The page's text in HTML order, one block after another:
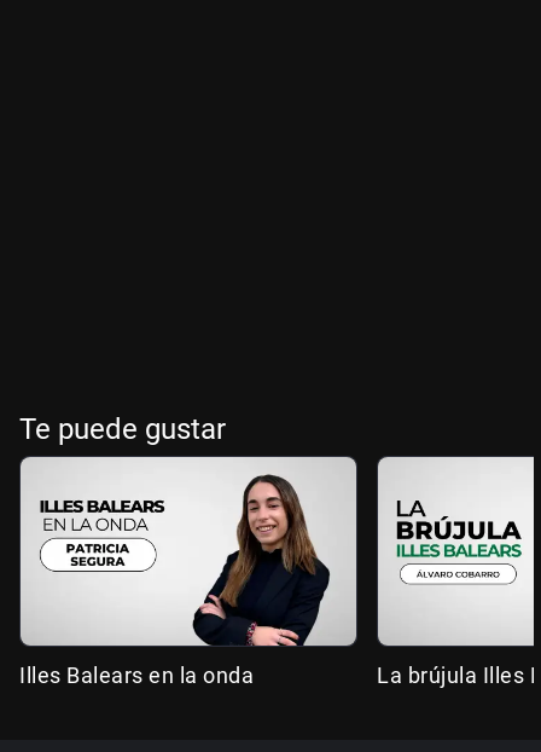
Te puede gustar
Illes Balears en la onda La brújula Illes